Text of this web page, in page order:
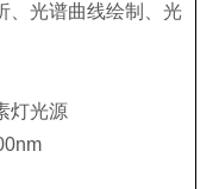
、光谱曲线绘制、光
灯光源